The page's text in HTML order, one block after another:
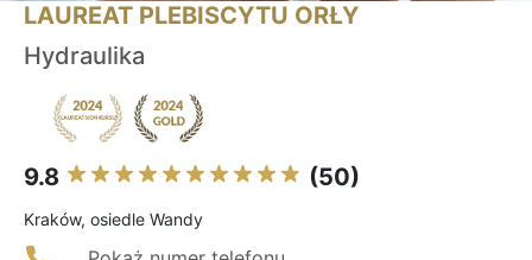
LAUREAT PLEBISCYTU ORŁY
Hydraulika
9.8 (50)
Kraków, osiedle Wandy